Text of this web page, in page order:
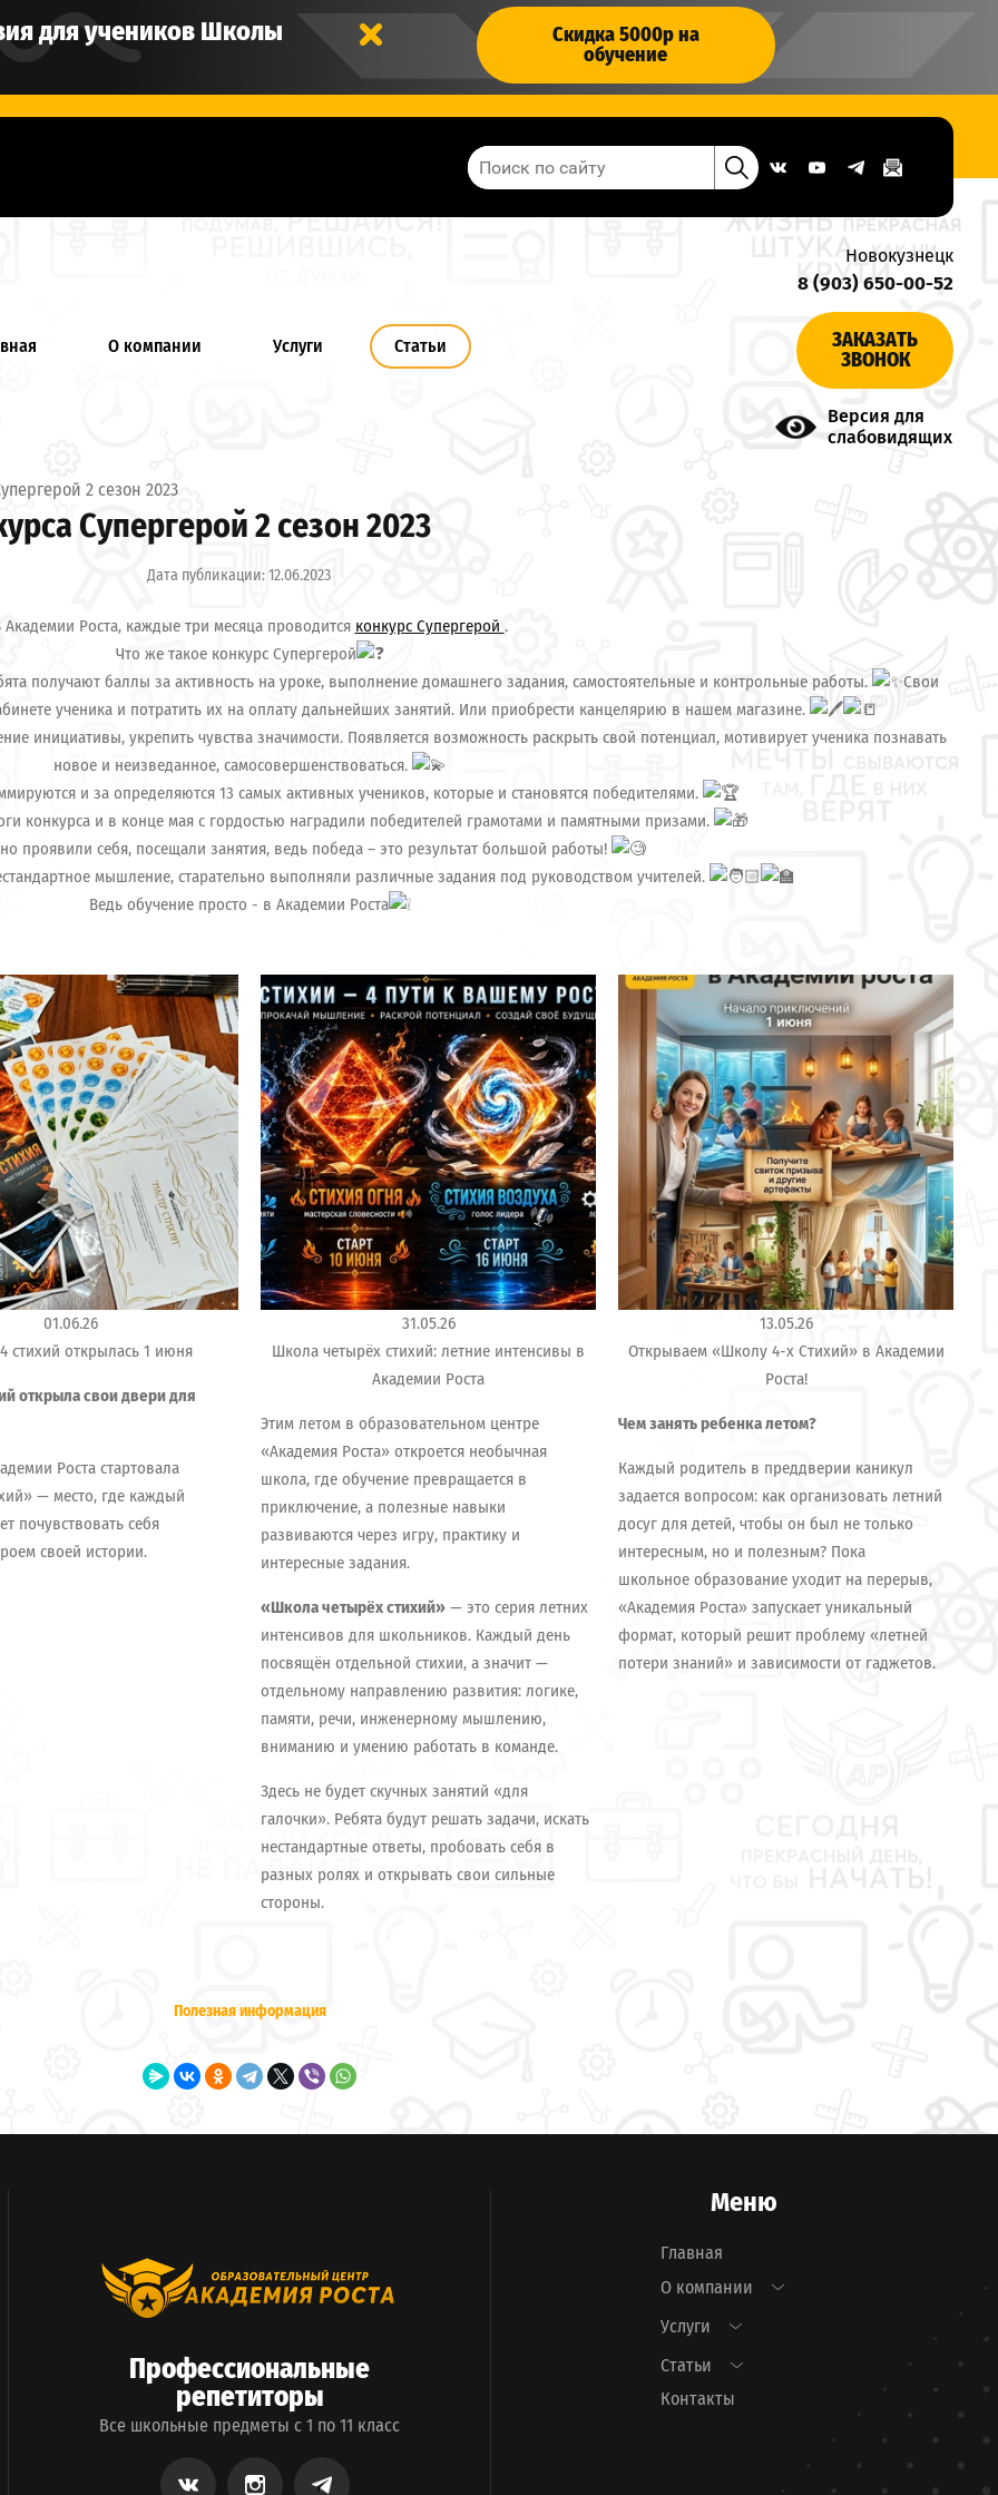
для учеников Школы
Скидка 5000р на
обучение
О компании Услуги Статьи
Новокузнецк
8 (903) 650-00-52
ЗАКАЗАТЬ
ЗВОНОК
Версия для
слабовидящих
2 сезон 2023
Супергерой 2 сезон 2023
Дата публикации: 12.06.2023
Академии Роста, каждые три месяца проводится конкурс Супергерой .
Что же такое конкурс Супергерой
получают баллы за активность на уроке, выполнение домашнего задания, самостоятельные и контрольные работы.
Свои
ученика и потратить их на оплату дальнейших занятий. Или приобрести канцелярию в нашем магазине.
инициативы, укрепить чувства значимости. Появляется возможность раскрыть свой потенциал, мотивирует ученика познавать
новое и неизведанное, самосовершенствоваться.
и за определяются 13 самых активных учеников, которые и становятся победителями.
конкурса и в конце мая с гордостью наградили победителей грамотами и памятными призами.
проявили себя, посещали занятия, ведь победа – это результат большой работы!
мышление, старательно выполняли различные задания под руководством учителей.
Ведь обучение просто - в Академии Роста
01.06.26
стихий открылась 1 июня
открыла свои двери для
Роста стартовала
— место, где каждый
почувствовать себя
своей истории.
31.05.26
Школа четырёх стихий: летние интенсивы в
Академии Роста
Этим летом в образовательном центре
«Академия Роста» откроется необычная
школа, где обучение превращается в
приключение, а полезные навыки
развиваются через игру, практику и
интересные задания.
«Школа четырёх стихий» — это серия летних
интенсивов для школьников. Каждый день
посвящён отдельной стихии, а значит —
отдельному направлению развития: логике,
памяти, речи, инженерному мышлению,
вниманию и умению работать в команде.
Здесь не будет скучных занятий «для
галочки». Ребята будут решать задачи, искать
нестандартные ответы, пробовать себя в
разных ролях и открывать свои сильные
стороны.
13.05.26
Открываем «Школу 4-х Стихий» в Академии
Роста!
Чем занять ребенка летом?
Каждый родитель в преддверии каникул
задается вопросом: как организовать летний
досуг для детей, чтобы он был не только
интересным, но и полезным? Пока
школьное образование уходит на перерыв,
«Академия Роста» запускает уникальный
формат, который решит проблему «летней
потери знаний» и зависимости от гаджетов.
Полезная информация
Профессиональные
репетиторы
Все школьные предметы с 1 по 11 класс
Меню
Главная
О компании
Услуги
Статьи
Контакты